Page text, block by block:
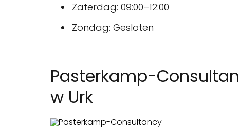
Zaterdag: 09:00–12:00
Zondag: Gesloten
Pasterkamp-
w Urk